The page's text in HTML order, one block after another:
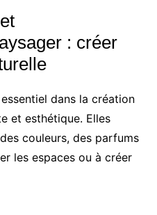
: créer
dans la création
et esthétique. Elles
couleurs, des parfums
les espaces ou à créer